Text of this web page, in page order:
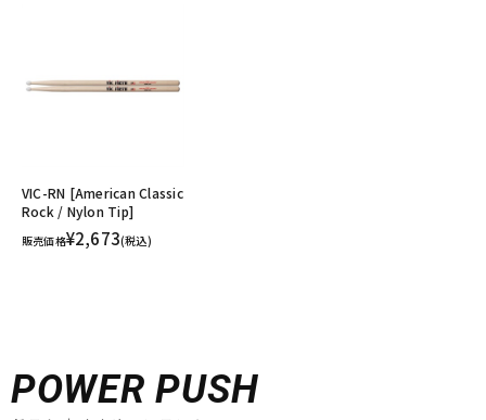
VIC-RN [American Classic
Rock / Nylon Tip]
販売価格¥2,673(税込)
POWER PUSH